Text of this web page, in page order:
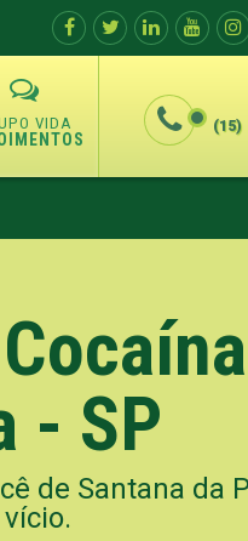
(15)
- SP
de Santana da